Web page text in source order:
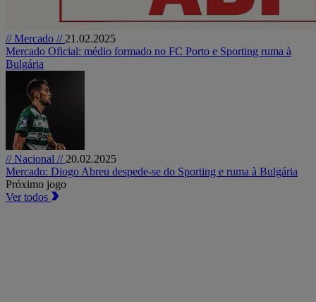
// Mercado // 21.02.2025
Mercado Oficial: médio formado no FC Porto e Sporting ruma à
Bulgária
// Nacional // 20.02.2025
Mercado: Diogo Abreu despede-se do Sporting e ruma à Bulgária
Próximo jogo
Ver todos